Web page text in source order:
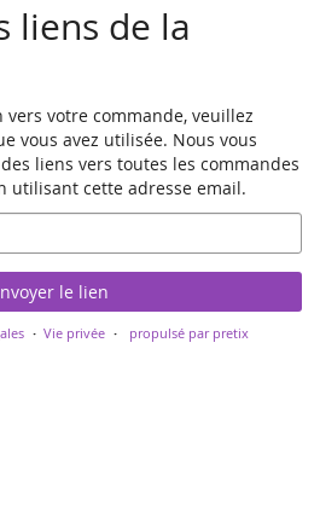
liens de la
votre commande, veuillez
vous avez utilisée. Nous vous
liens vers toutes les commandes
utilisant cette adresse email.
le lien
Vie privée propulsé par pretix